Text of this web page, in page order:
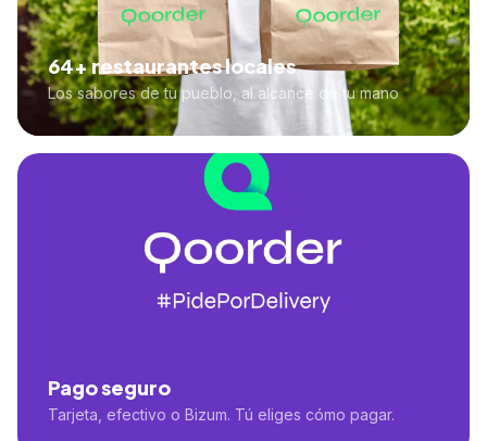
64+ restaurantes locales
Los sabores de tu pueblo, al alcance de tu mano
Pago seguro
Tarjeta, efectivo o Bizum. Tú eliges cómo pagar.